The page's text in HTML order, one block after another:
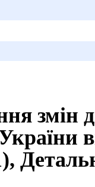
змін